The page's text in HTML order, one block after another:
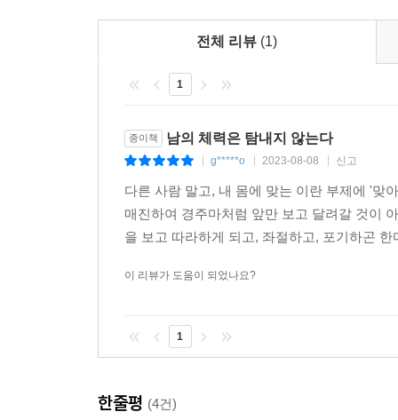
척추를 단단히 지탱하는 것이다.
대표적인 코어 운동인 플랭크에서도 핵심은 척
팽팽한 압력을 형성해야 한다. 복부에서 압력이
태어나서 처음 하는 스쾃은
일어선 자세에서 시작할까?
처음 하는 스쾃은 앉은 자세에서 시작할까, 일어선
스쾃이 되는 것이다. 따라서 스쾃은 먼저 일어
--- 본문 중에서
전체 리뷰 (1)
1
종이책 남의 체력은 탐내지 않는다
g*****o 2023-08-08 신고
다른 사람 말고, 내 몸에 맞는 이란 부제에 '맞
매진하여 경주마처럼 앞만 보고 달려갈 것이
을 보고 따라하게 되고, 좌절하고, 포기하곤
이 리뷰가 도움이 되었나요?
1
한줄평 (4건)